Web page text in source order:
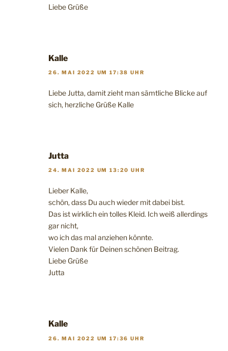
Liebe Grüße
Kalle
26. MAI 2022 UM 17:38 UHR
Liebe Jutta, damit zieht man sämtliche Blicke auf
sich, herzliche Grüße Kalle
Jutta
24. MAI 2022 UM 13:20 UHR
Lieber Kalle,
schön, dass Du auch wieder mit dabei bist.
Das ist wirklich ein tolles Kleid. Ich weiß allerdings
gar nicht,
wo ich das mal anziehen könnte.
Vielen Dank für Deinen schönen Beitrag.
Liebe Grüße
Jutta
Kalle
26. MAI 2022 UM 17:36 UHR